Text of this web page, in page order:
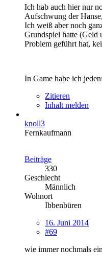
Ich hab auch hier nur
Aufschwung der
Ich weiß aber noch
Grundspiel hatte (Geld
Problem geführt hat,
In Game habe ich
Zitieren
Inhalt melden
knoll3
Fernkaufmann
Beiträge
330
Geschlecht
Männlich
Wohnort
Ibbenbüren
16. Juni 2014
#69
wie immer nochmals